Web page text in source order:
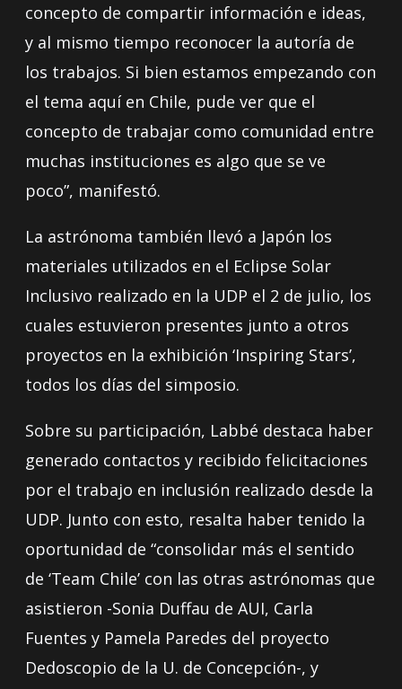
concepto de compartir información e ideas,
y al mismo tiempo reconocer la autoría de
los trabajos. Si bien estamos empezando con
el tema aquí en Chile, pude ver que el
concepto de trabajar como comunidad entre
muchas instituciones es algo que se ve
poco”, manifestó.
La astrónoma también llevó a Japón los
materiales utilizados en el Eclipse Solar
Inclusivo realizado en la UDP el 2 de julio, los
cuales estuvieron presentes junto a otros
proyectos en la exhibición ‘Inspiring Stars’,
todos los días del simposio.
Sobre su participación, Labbé destaca haber
generado contactos y recibido felicitaciones
por el trabajo en inclusión realizado desde la
UDP. Junto con esto, resalta haber tenido la
oportunidad de “consolidar más el sentido
de ‘Team Chile’ con las otras astrónomas que
asistieron -Sonia Duffau de AUI, Carla
Fuentes y Pamela Paredes del proyecto
Dedoscopio de la U. de Concepción-, y